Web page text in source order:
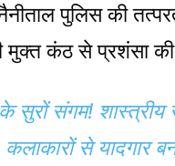
पुलिस की
मुक्त कंठ से प्रशंसा
सुरों संगम! शास्त्रीय
कलाकारों से यादगार